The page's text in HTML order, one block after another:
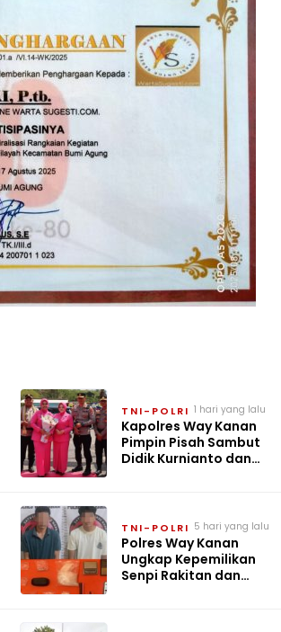
TNI-POLRI 1 hari yang lalu
Kapolres Way Kanan
Pimpin Pisah Sambut
Didik Kurnianto dan
TNI-POLRI 5 hari yang lalu
Polres Way Kanan
Ungkap Kepemilikan
Senpi Rakitan dan